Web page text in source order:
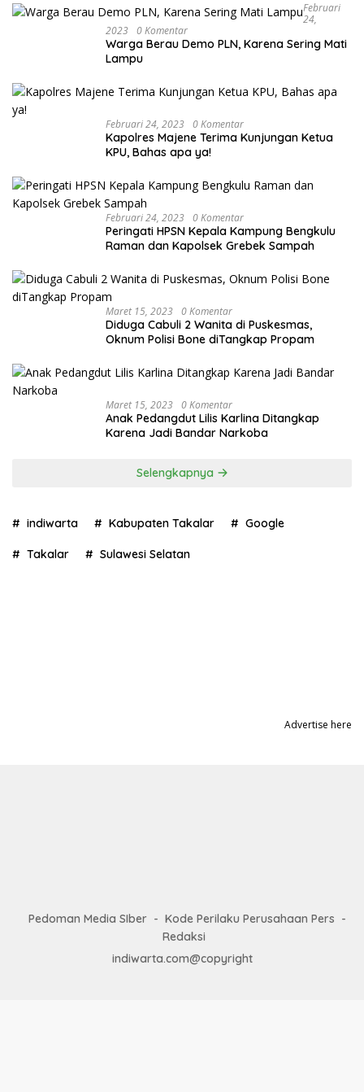
Februari
24,
2023 0 Komentar
Warga Berau Demo PLN, Karena Sering Mati
Lampu
Februari 24, 2023 0 Komentar
Kapolres Majene Terima Kunjungan Ketua
KPU, Bahas apa ya!
Februari 24, 2023 0 Komentar
Peringati HPSN Kepala Kampung Bengkulu
Raman dan Kapolsek Grebek Sampah
Maret 15, 2023 0 Komentar
Diduga Cabuli 2 Wanita di Puskesmas,
Oknum Polisi Bone diTangkap Propam
Maret 15, 2023 0 Komentar
Anak Pedangdut Lilis Karlina Ditangkap
Karena Jadi Bandar Narkoba
Selengkapnya
indiwarta Kabupaten Takalar Google
Takalar Sulawesi Selatan
Advertise here
Pedoman Media SIber
Kode Perilaku Perusahaan Pers
Redaksi
indiwarta.com@copyright